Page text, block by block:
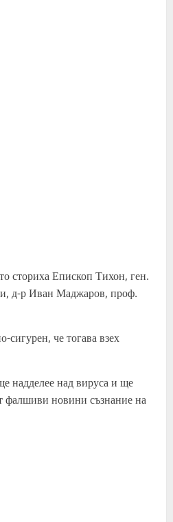
сториха Епископ Тихон, ген.
д-р Иван Маджаров, проф.
че тогава взех
надделее над вируса и ще
фалшиви новини съзнание на